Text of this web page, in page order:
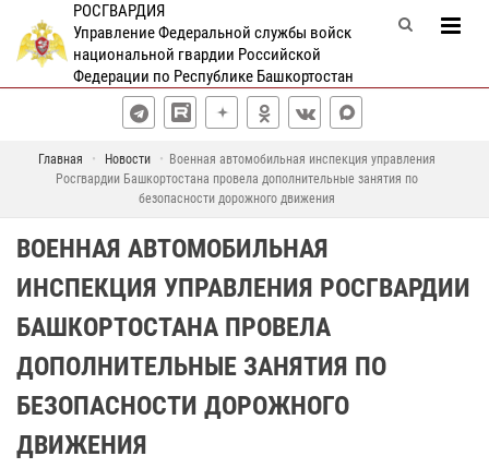
РОСГВАРДИЯ
Управление Федеральной службы войск
национальной гвардии Российской
Федерации по Республике Башкортостан
Главная Новости
Военная автомобильная инспекция управления
Росгвардии Башкортостана провела дополнительные занятия по
безопасности дорожного движения
ВОЕННАЯ АВТОМОБИЛЬНАЯ
ИНСПЕКЦИЯ УПРАВЛЕНИЯ РОСГВАРДИИ
БАШКОРТОСТАНА ПРОВЕЛА
ДОПОЛНИТЕЛЬНЫЕ ЗАНЯТИЯ ПО
БЕЗОПАСНОСТИ ДОРОЖНОГО
ДВИЖЕНИЯ